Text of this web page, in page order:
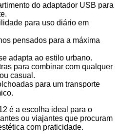
do adaptador USB para
para uso diário em
pensados para a máxima
adapta ao estilo urbano.
para combinar com qualquer
casual.
para um transporte
é a escolha ideal para o
ou viajantes que procuram
com praticidade.